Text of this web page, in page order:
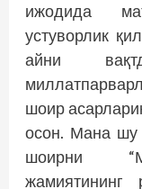
ижодида
устуворлик
айни
шоир
осон. Мана шу
шоирни
жамиятининг